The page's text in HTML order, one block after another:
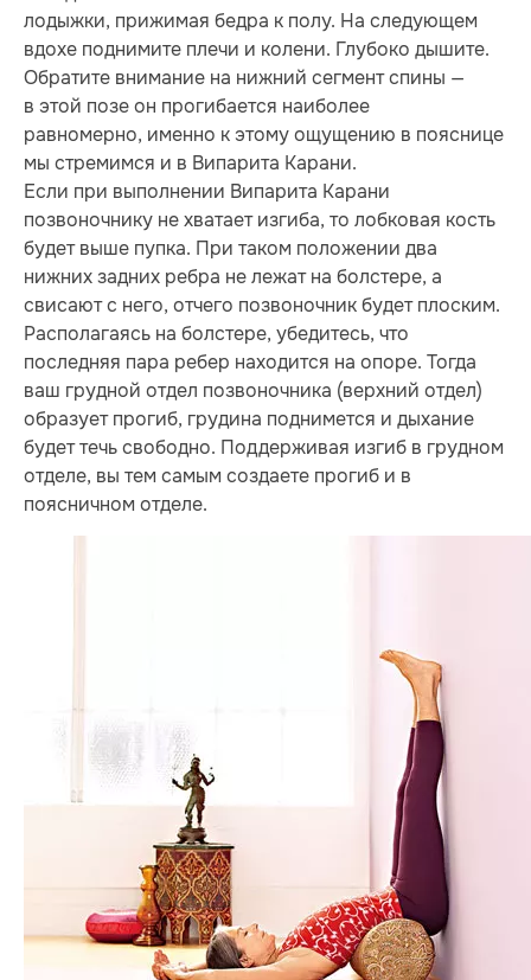
лодыжки, прижимая бедра к полу. На следующем
вдохе поднимите плечи и колени. Глубоко дышите.
Обратите внимание на нижний сегмент спины —
в этой позе он прогибается наиболее
равномерно, именно к этому ощущению в пояснице
мы стремимся и в Випарита Карани.
Если при выполнении Випарита Карани
позвоночнику не хватает изгиба, то лобковая кость
будет выше пупка. При таком положении два
нижних задних ребра не лежат на болстере, а
свисают с него, отчего позвоночник будет плоским.
Располагаясь на болстере, убедитесь, что
последняя пара ребер находится на опоре. Тогда
ваш грудной отдел позвоночника (верхний отдел)
образует прогиб, грудина поднимется и дыхание
будет течь свободно. Поддерживая изгиб в грудном
отделе, вы тем самым создаете прогиб и в
поясничном отделе.